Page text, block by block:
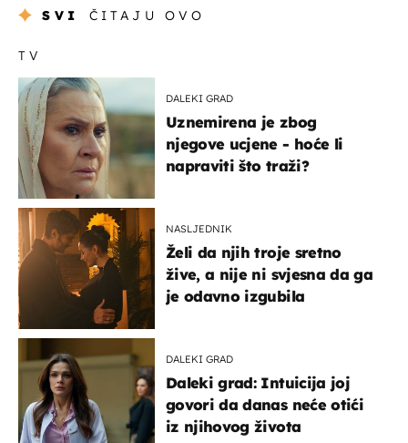
SVI ČITAJU OVO
TV
DALEKI GRAD
Uznemirena je zbog
njegove ucjene - hoće li
napraviti što traži?
NASLJEDNIK
Želi da njih troje sretno
žive, a nije ni svjesna da ga
je odavno izgubila
DALEKI GRAD
Daleki grad: Intuicija joj
govori da danas neće otići
iz njihovog života